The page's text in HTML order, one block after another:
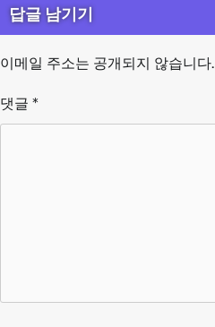
답글 남기기
이메일 주소는 공개되지 않습니다.
댓글 *